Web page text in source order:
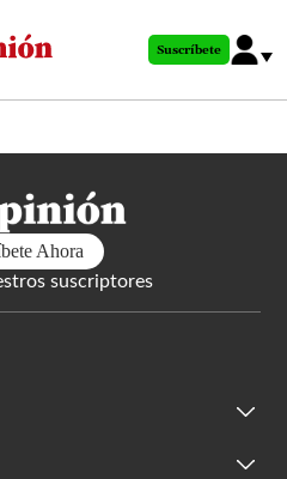
al
principal
Suscríbete
Ahora
suscriptores